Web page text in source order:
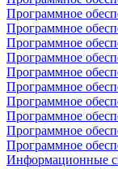
Программное
Программное
Программное
Программное
Программное
Программное
Программное
Программное
Программное
Программное
Информационные